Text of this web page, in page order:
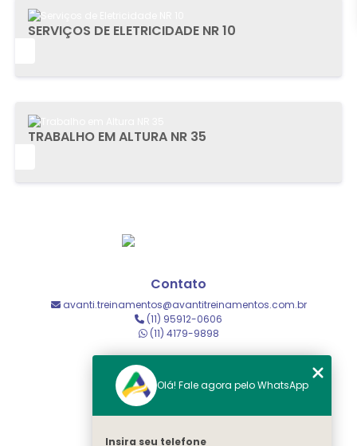
SERVIÇOS DE ELETRICIDADE NR 10
TRABALHO EM ALTURA NR 35
Contato
avanti.treinamentos@avantitreinamentos.com.br
(11) 95912-0606
(11) 4179-9898
Horário de atendimento
Horário administrativo
Olá! Fale agora pelo WhatsApp
Insira seu telefone